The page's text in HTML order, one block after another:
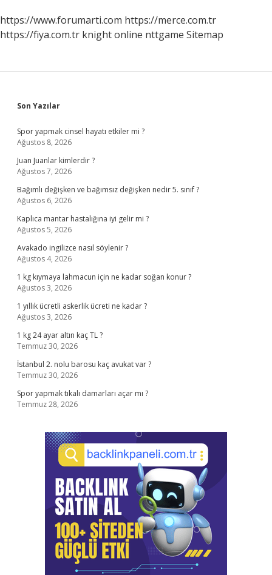
https://www.forumarti.com https://merce.com.tr
https://fiya.com.tr knight online nttgame Sitemap
Sidebar
Son Yazılar
Spor yapmak cinsel hayatı etkiler mi ?
Ağustos 8, 2026
Juan Juanlar kimlerdir ?
Ağustos 7, 2026
Bağımlı değişken ve bağımsız değişken nedir 5. sınıf ?
Ağustos 6, 2026
Kaplıca mantar hastalığına iyi gelir mi ?
Ağustos 5, 2026
Avakado ingilizce nasıl söylenir ?
Ağustos 4, 2026
1 kg kıymaya lahmacun için ne kadar soğan konur ?
Ağustos 3, 2026
1 yıllık ücretli askerlik ücreti ne kadar ?
Ağustos 3, 2026
1 kg 24 ayar altın kaç TL ?
Temmuz 30, 2026
İstanbul 2. nolu barosu kaç avukat var ?
Temmuz 30, 2026
Spor yapmak tıkalı damarları açar mı ?
Temmuz 28, 2026